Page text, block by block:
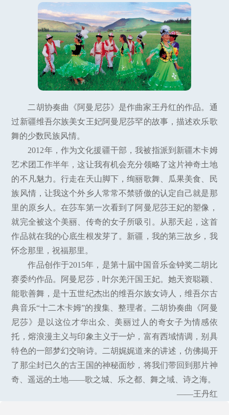
二胡协奏曲《阿曼尼莎》是作曲家王丹红的作品。通
过新疆维吾尔族美女王妃阿曼尼莎罕的故事，描述欢乐歌
舞的少数民族风情。
2012年，作为文化援疆干部，我被指派到新疆木卡姆
艺术团工作半年，这让我有机会充分领略了这片神奇土地
的不凡魅力。行走在天山脚下，绚丽歌舞、瓜果美食、民
族风情，让我这个外乡人常常不禁骄傲的认定自己就是那
里的原乡人。在莎车第一次看到了阿曼尼莎王妃的塑像，
就完全被这个美丽、传奇的女子所吸引。从那天起，这首
作品就在我的心底生根发芽了。新疆，我的第三故乡，我
怀念那里，祝福那里。
作品创作于2015年，是第十届中国音乐金钟奖二胡比
赛委约作品。阿曼尼莎，叶尔羌汗国王妃。她天资聪颖、
能歌善舞，是十五世纪杰出的维吾尔族女诗人，维吾尔古
典音乐“十二木卡姆”的搜集、整理者。二胡协奏曲《阿曼
尼莎》是以这位才华出众、美丽过人的奇女子为情感依
托，熔浪漫主义与印象主义于一炉，富有西域情调，别具
特色的一部梦幻交响诗。二胡娓娓道来的讲述，仿佛揭开
了那尘封已久的古王国的神秘面纱，将我们带回到那片神
奇、遥远的土地——歌之城、乐之都、舞之域、诗之海。
——王丹红